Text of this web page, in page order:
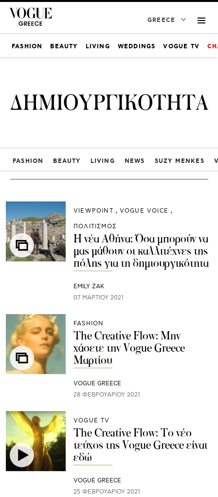
GREECE
FASHION BEAUTY LIVING WEDDINGS VOGUE TV
ΔΗΜΙΟΥΡΓΙΚΟΤΗΤΑ
FASHION BEAUTY LIVING NEWS SUZY MENKES
VIEWPOINT VOGUE VOICE
ΠΟΛΙΤΙΣΜΟΣ
Η νέα Αθήνα: Όσα μπορούν να
μας μάθουν οι καλλιτέχνες της
πόλης για τη δημιουργικότητα
EMILY ZAK
07 ΜΑΡΤΊΟΥ 2021
FASHION
The Creative Flow: Μην
χάσετε την Vogue Greece
Μαρτίου
VOGUE GREECE
28 ΦΕΒΡΟΥΑΡΊΟΥ 2021
VOGUE TV
The Creative Flow: Το νέο
τεύχος της Vogue Greece είναι
εδώ
VOGUE GREECE
25 ΦΕΒΡΟΥΑΡΊΟΥ 2021